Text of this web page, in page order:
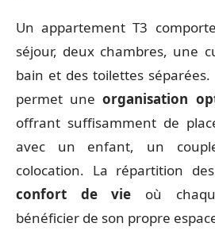
Un appartement T3
séjour, deux chambres, une
bain et des toilettes
permet uneorganisation
offrant suffisamment de
avec un enfant, un
colocation. La répartition
confort de vie où
bénéficier de son propre